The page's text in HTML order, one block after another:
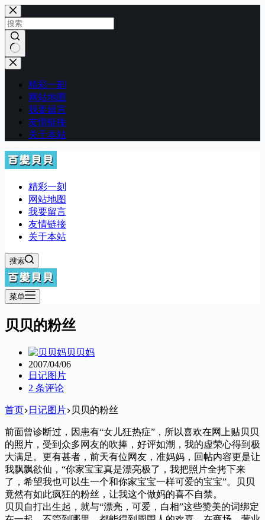
跳
至
内
容
无
精彩一刻
网站地图
我要留言
友情链接
关于本站
精彩一刻
网站地图
我要留言
友情链接
关于本站
搜索
菜单
贝贝的粉丝
贝贝妈
2007/04/06
日记图片
2 条评论
首页 日记图片 贝贝的粉丝
前面曾诊断过，因患有“女儿狂热症”，所以喜欢在网上贴贝贝
的照片，受到众多网友的吹捧，好评如潮，我的虚荣心得到极
大满足。更有甚者，前天有位网友，准妈妈，回帖内容更是让
我飘飘欲仙，“你家宝宝真是漂亮极了，我把照片全拷下来
了，希望我也可以生一个和你家宝宝一样可爱的宝宝”。贝贝
竟然有如此疯狂的粉丝，让我这个做妈的喜不自禁。
贝贝自打出生起，就与“漂亮，可爱，白相”这些赞美的词绑定